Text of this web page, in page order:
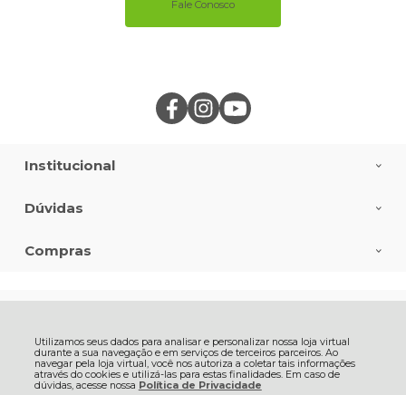
Utilizamos seus dados para analisar e personalizar nossa loja virtual
durante a sua navegação e em serviços de terceiros parceiros. Ao
navegar pela loja virtual, você nos autoriza a coletar tais informações
através do cookies e utilizá-las para estas finalidades. Em caso de
dúvidas, acesse nossa Política de Privacidade
Institucional
Dúvidas
Compras
Fale Conosco
Selos e Certificados